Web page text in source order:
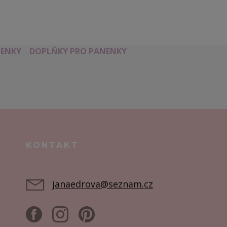
DOPLŇKY PRO PANENKY
KONTAKT
janaedrova@seznam.cz